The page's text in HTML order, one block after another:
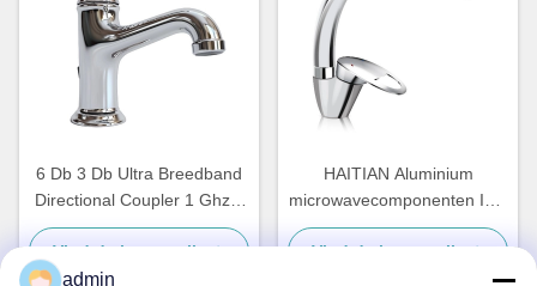
6 Db 3 Db Ultra Breedband
Directional Coupler 1 Ghz 3
Ghz 2 6 Ghz 18 Ghz
280x187x40 mm
Vind de beste prijs
HAITIAN Aluminium
microwavecomponenten ISO
waterkoelplaat
Vind de beste prijs
admin